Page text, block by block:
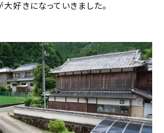
好きになっていきました。